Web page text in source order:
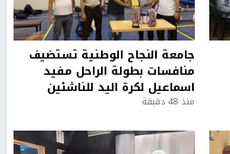
جامعة النجاح الوطنية تستضيف
منافسات بطولة الراحل مفيد
اسماعيل لكرة اليد للناشئين
منذ 48 دقيقة